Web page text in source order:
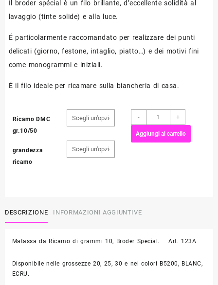
Il broder spécial è un filo brillante, d’eccellente solidità al
lavaggio (tinte solide) e alla luce.
É particolarmente raccomandato per realizzare dei punti
delicati (giorno, festone, intaglio, piatto…) e dei motivi fini
come monogrammi e iniziali.
É il filo ideale per ricamare sulla biancheria di casa.
Ricamo DMC
gr.10/50
grandezza
ricamo
-
Ricamo
DMC
matassa
+
Aggiungi al carrello
DESCRIZIONE INFORMAZIONI AGGIUNTIVE
Matassa da Ricamo di grammi 10, Broder Special. – Art. 123A
Disponibile nelle grossezze 20, 25, 30 e nei colori B5200, BLANC,
ECRU.